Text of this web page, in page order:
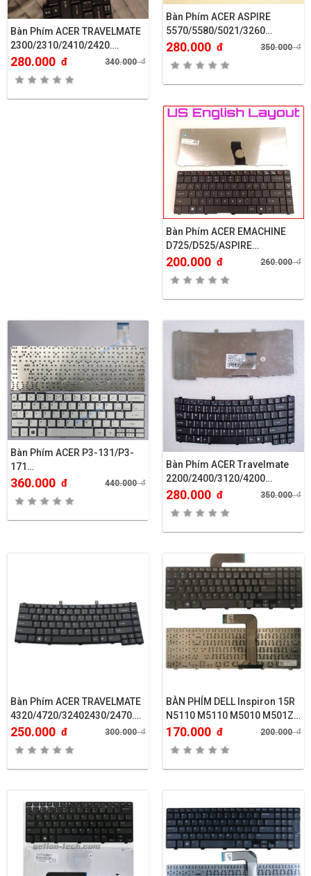
Bàn Phím ACER TRAVELMATE
2300/2310/2410/2420….
280.000 đ 340.000đ
Bàn Phím ACER ASPIRE
5570/5580/5021/3260…
280.000 đ 350.000đ
Bàn Phím ACER EMACHINE
D725/D525/ASPIRE
4332/4732..
200.000 đ 260.000đ
Bàn Phím ACER P3-131/P3-
171…
360.000 đ 440.000đ
Bàn Phím ACER Travelmate
2200/2400/3120/4200…
280.000 đ 350.000đ
Bàn Phím ACER TRAVELMATE
4320/4720/32402430/2470….
250.000 đ 300.000đ
BÀN PHÍM DELL Inspiron 15R
N5110 M5110 M5010 M501Z
M511R..
170.000 đ 200.000đ